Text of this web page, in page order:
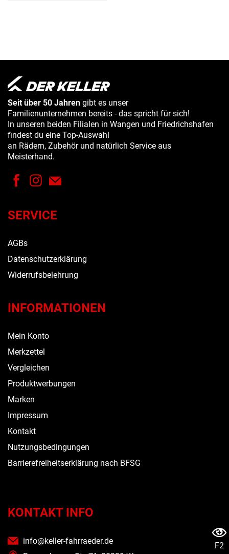
Seit über 50 Jahren gibt es unser
Familienunternehmen bereits - das spricht für sich!
In unseren beiden Filialen in Wangen und Friedrichshafen
findest du eine Top-Auswahl
an Rädern, Zubehör und natürlich Service aus
Meisterhand.
SERVICE
AGBs
Datenschutzerklärung
Widerrufsbelehrung
INFORMATIONEN
Mein Konto
Merkzettel
Vergleichen
Produktwerbungen
Marken
Impressum
Kontakt
Nutzungsbedingungen
Barrierefreiheitserklärung nach BFSG
KONTAKT INFO
info@keller-fahrraeder.de
F2